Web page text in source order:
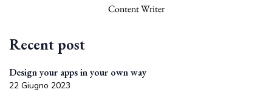
Content Writer
Recent post
Design your apps in your own way
22 Giugno 2023